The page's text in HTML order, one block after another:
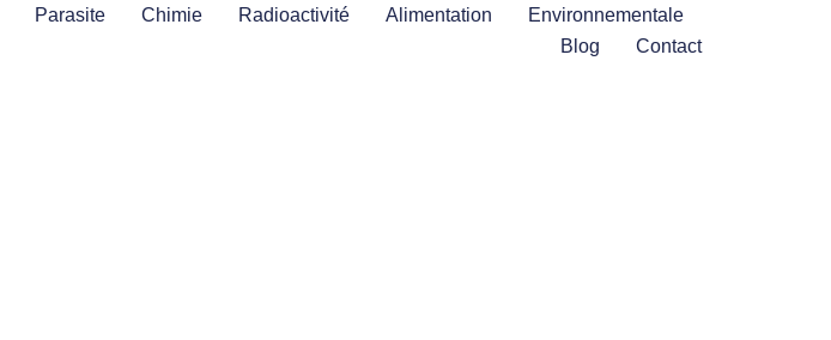
Parasite Chimie Radioactivité Alimentation
Environnementale
Blog
Contact